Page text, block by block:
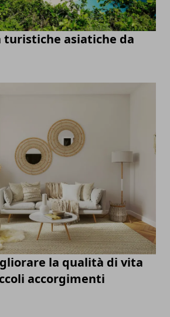
turistiche asiatiche da
la qualità di vita
accorgimenti